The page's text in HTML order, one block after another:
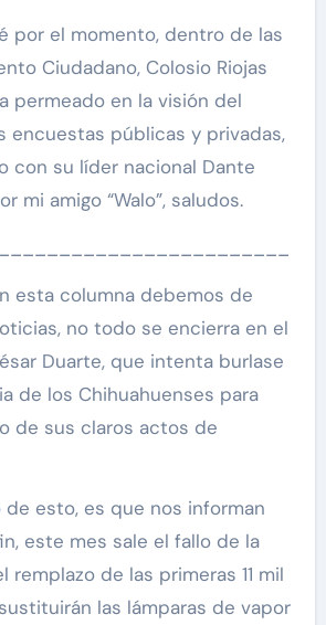
por el momento, dentro de las
Ciudadano, Colosio Riojas
permeado en la visión del
encuestas públicas y privadas,
con su líder nacional Dante
mi amigo “Walo”, saludos.
esta columna debemos de
no todo se encierra en el
Duarte, que intenta burlase
de los Chihuahuenses para
de sus claros actos de
esto, es que nos informan
este mes sale el fallo de la
remplazo de las primeras 11 mil
las lámparas de vapor